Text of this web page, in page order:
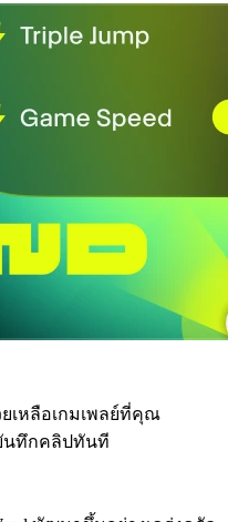
เหลือเกมเพลย์ที่คุณ
นทึกคลิปทันที